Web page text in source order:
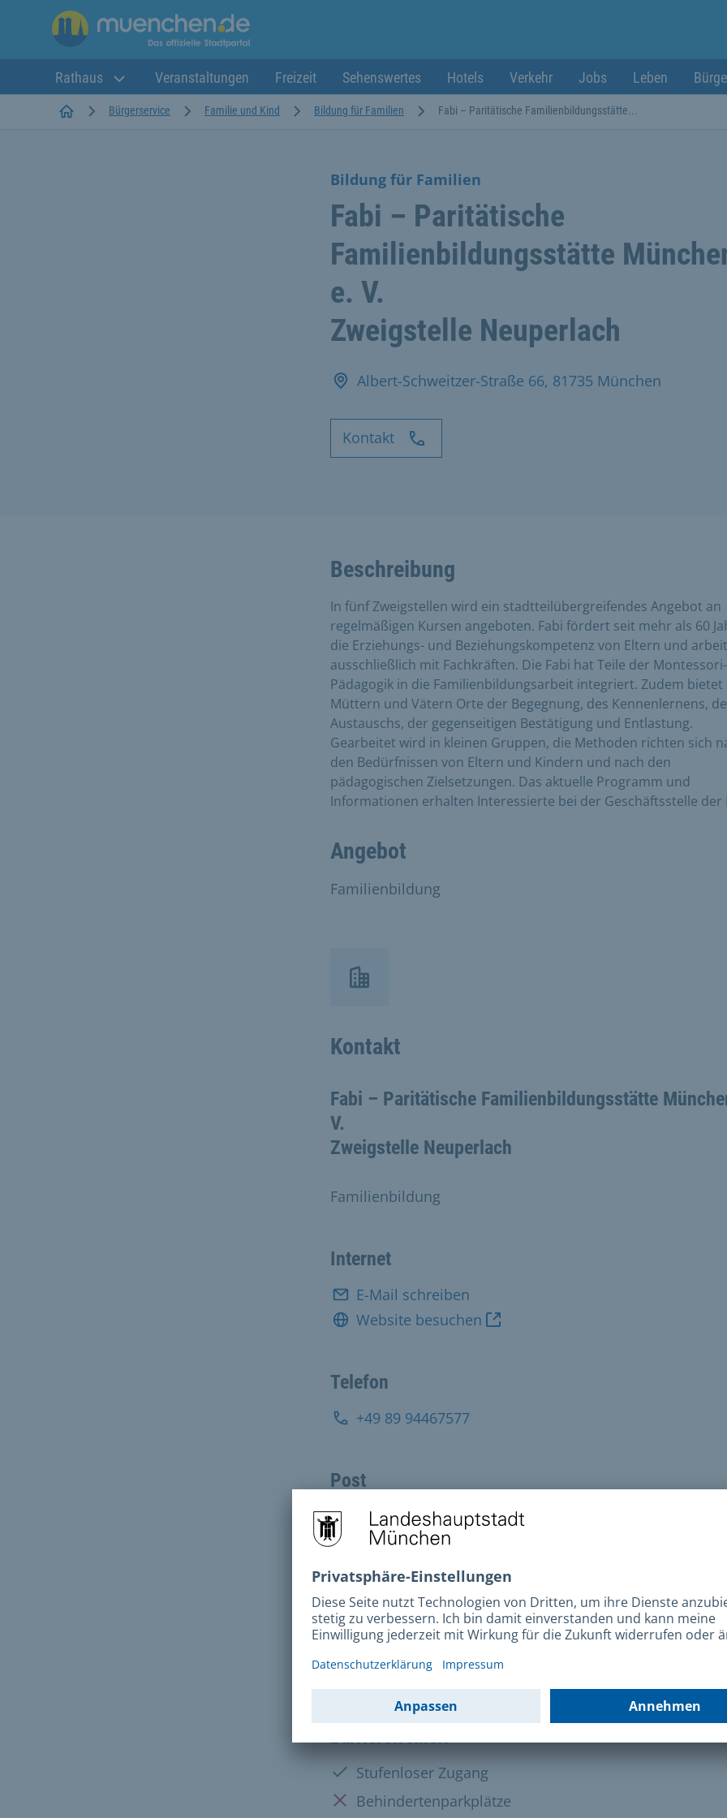
Rathaus Veranstaltungen Freizeit Sehenswertes Hotels Verkehr Jobs Leben
StartseiteBürgerservice Familie und Kind Bildung für Familien Fabi – Paritätische Familienbildungsstätte...
Bildung für Familien
Fabi – Paritätische
Familienbildungsstätte
e. V.
Zweigstelle Neuperlach
Albert-Schweitzer-Straße 66, 81735 München
Kontakt
Beschreibung
In fünf Zweigstellen wird ein stadtteilübergreifendes Angebot an
regelmäßigen Kursen angeboten. Fabi fördert seit mehr als 60
die Erziehungs- und Beziehungskompetenz von Eltern und
ausschließlich mit Fachkräften. Die Fabi hat Teile der Montessori-
Pädagogik in die Familienbildungsarbeit integriert. Zudem bietet
Müttern und Vätern Orte der Begegnung, des Kennenlernens,
Austauschs, der gegenseitigen Bestätigung und Entlastung.
Gearbeitet wird in kleinen Gruppen, die Methoden richten sich
den Bedürfnissen von Eltern und Kindern und nach den
pädagogischen Zielsetzungen. Das aktuelle Programm und
Informationen erhalten Interessierte bei der Geschäftsstelle der
Angebot
Familienbildung
Kontakt
Fabi – Paritätische Familienbildungsstätte
V.
Zweigstelle Neuperlach
Familienbildung
Internet
E-Mail schreiben
Website besuchen
Telefon
+49 89 94467577
Post
Fax: +49 89 99848050
Adresse
Albert-Schweitzer-Straße 66
81735 München
Mo, Do 9-12 Uhr
Barrierefreiheit
Vorhanden:
Stufenloser Zugang
Nicht vorhanden:
Behindertenparkplätze